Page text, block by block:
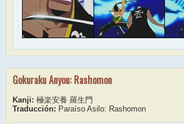
Gokuraku Anyou: Rashomon
Kanji: 極楽安養 羅生門
Traducción: Paraíso Asilo: Rashomon